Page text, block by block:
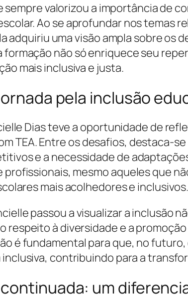
valorizou a importância de
Ao se aprofundar nos temas
adquiriu uma visão ampla sobre os
formação não só enriquece seu
mais inclusiva e justa.
pela inclusão
Dias teve a oportunidade de
TEA. Entre os desafios, destaca-
e a necessidade de
mesmo aqueles que
mais acolhedores e inclusivos.
passou a visualizar a inclusão
respeito à diversidade e a
é fundamental para que, no
contribuindo para a
um